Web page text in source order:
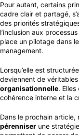
Pour autant, certains
cadre clair et partagé,
des priorités
l’inclusion aux
place un pilotage dans
management.
Lorsqu’elle est
deviennent de véritables
organisationnelle.
cohérence interne et la
Dans le prochain article,
pérenniser une